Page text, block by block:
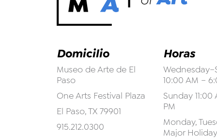
Domicilio
Museo de Arte de El
Paso
One Arts Festival Plaza
El Paso, TX 79901
915.212.0300
Horas
10:00 AM –
Sunday
PM
Monday,
Major